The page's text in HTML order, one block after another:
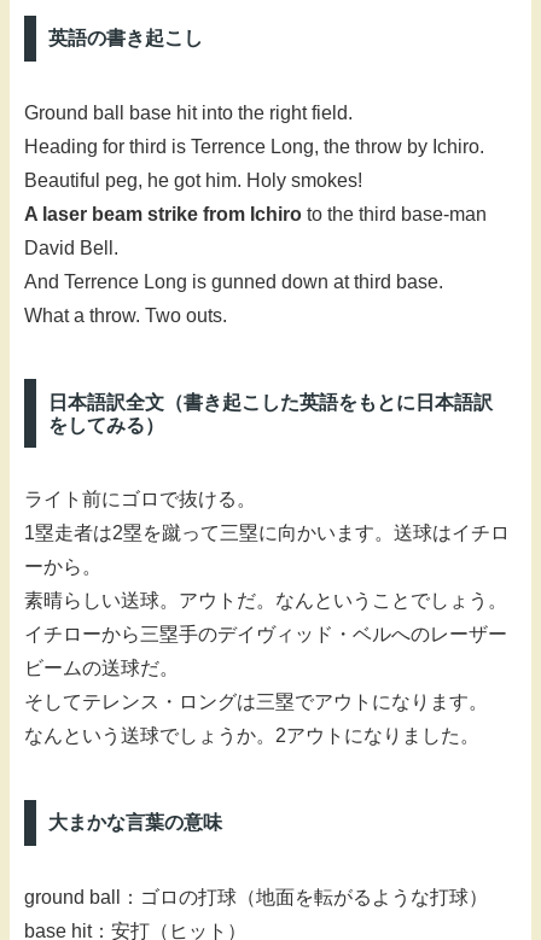
英語の書き起こし
Ground ball base hit into the right field.
Heading for third is Terrence Long, the throw by Ichiro.
Beautiful peg, he got him. Holy smokes!
A laser beam strike from Ichiro to the third base-man
David Bell.
And Terrence Long is gunned down at third base.
What a throw. Two outs.
日本語訳全文（書き起こした英語をもとに日本語訳
をしてみる）
ライト前にゴロで抜ける。
1塁走者は2塁を蹴って三塁に向かいます。送球はイチロ
ーから。
素晴らしい送球。アウトだ。なんということでしょう。
イチローから三塁手のデイヴィッド・ベルへのレーザー
ビームの送球だ。
そしてテレンス・ロングは三塁でアウトになります。
なんという送球でしょうか。2アウトになりました。
大まかな言葉の意味
ground ball：ゴロの打球（地面を転がるような打球）
base hit：安打（ヒット）